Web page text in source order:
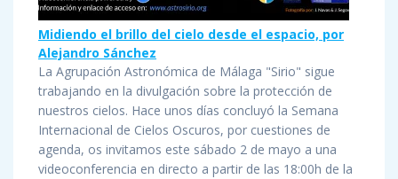
Midiendo el brillo del cielo desde el espacio, por
Alejandro Sánchez
La Agrupación Astronómica de Málaga "Sirio" sigue
trabajando en la divulgación sobre la protección de
nuestros cielos. Hace unos días concluyó la Semana
Internacional de Cielos Oscuros, por cuestiones de
agenda, os invitamos este sábado 2 de mayo a una
videoconferencia en directo a partir de las 18:00h de la